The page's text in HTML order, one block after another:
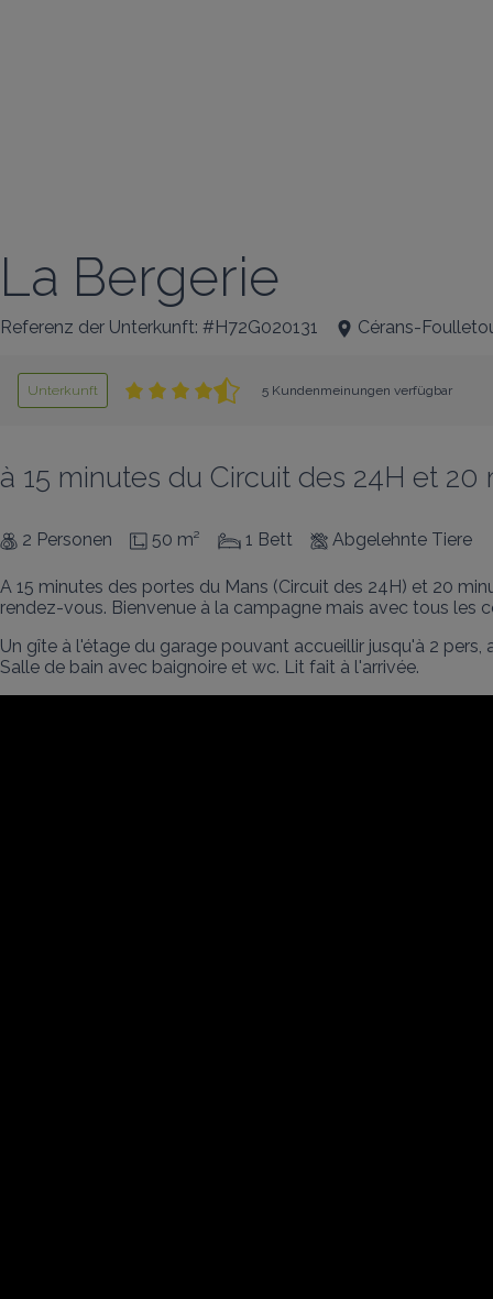
La Bergerie
Referenz der Unterkunft: #H72G020131 Cérans-
Unterkunft 5 Kundenmeinungen verfügbar
à 15 minutes du Circuit des 24H et
2 Personen 50 m² 1 Bett Abgelehnte Tiere
A 15 minutes des portes du Mans (Circuit des 24H) et 20
rendez-vous. Bienvenue à la campagne mais avec tous les
Un gîte à l'étage du garage pouvant accueillir jusqu'à 2
Salle de bain avec baignoire et wc. Lit fait à l'arrivée.